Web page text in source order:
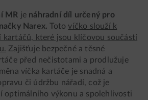
MR je náhradní díl určený pro
Narex. Totovíčko slouží k
kartáčů, které jsou klíčovou součástí
Zajišťuje bezpečné a těsné
před nečistotami a prodlužuje
víčka kartáče je snadná a
či údržbu nářadí, což je
optimálního výkonu a spolehlivosti